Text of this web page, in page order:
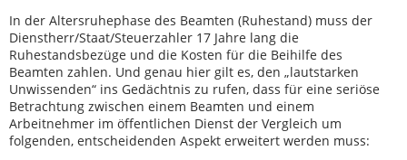
In der Altersruhephase des Beamten (Ruhestand) muss der
Dienstherr/Staat/Steuerzahler 17 Jahre lang die
Ruhestandsbezüge und die Kosten für die Beihilfe des
Beamten zahlen. Und genau hier gilt es, den „lautstarken
Unwissenden“ ins Gedächtnis zu rufen, dass für eine seriöse
Betrachtung zwischen einem Beamten und einem
Arbeitnehmer im öffentlichen Dienst der Vergleich um
folgenden, entscheidenden Aspekt erweitert werden muss: